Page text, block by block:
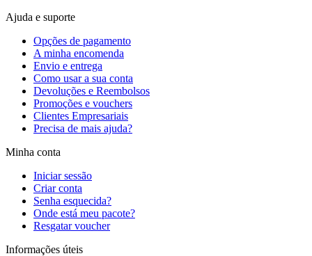
Ajuda e suporte
Opções de pagamento
A minha encomenda
Envio e entrega
Como usar a sua conta
Devoluções e Reembolsos
Promoções e vouchers
Clientes Empresariais
Precisa de mais ajuda?
Minha conta
Iniciar sessão
Criar conta
Senha esquecida?
Onde está meu pacote?
Resgatar voucher
Informações úteis